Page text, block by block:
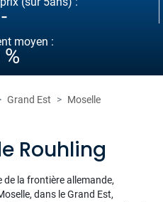
-
moyen :
Grand Est
Moselle
Rouhling
de la frontière allemande,
dans le Grand Est,